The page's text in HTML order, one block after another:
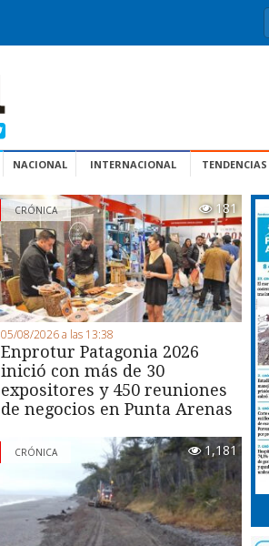
NACIONAL INTERNACIONAL TENDENCIAS
CRÓNICA 181
05/08/2026 a las 13:38
Enprotur Patagonia 2026
inició con más de 30
expositores y 450 reuniones
de negocios en Punta Arenas
CRÓNICA 1,181